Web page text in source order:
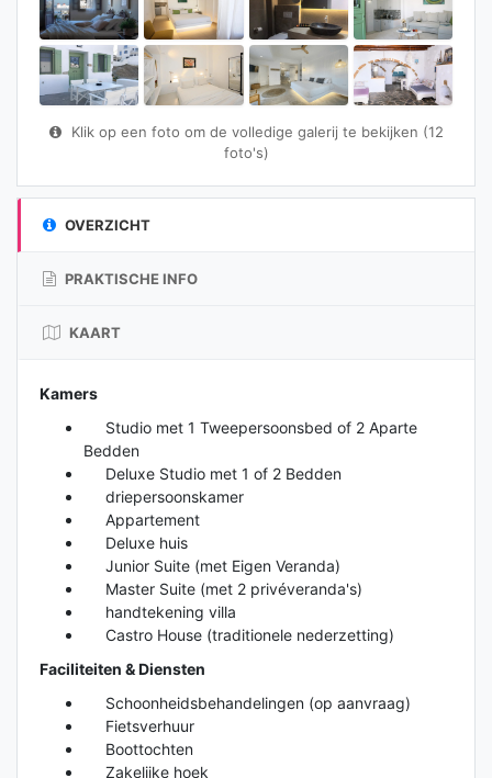
Klik op een foto om de volledige galerij te bekijken (12
foto's)
OVERZICHT
PRAKTISCHE INFO
KAART
Kamers
Studio met 1 Tweepersoonsbed of 2 Aparte
Bedden
Deluxe Studio met 1 of 2 Bedden
driepersoonskamer
Appartement
Deluxe huis
Junior Suite (met Eigen Veranda)
Master Suite (met 2 privéveranda's)
handtekening villa
Castro House (traditionele nederzetting)
Faciliteiten & Diensten
Schoonheidsbehandelingen (op aanvraag)
Fietsverhuur
Boottochten
Zakelijke hoek